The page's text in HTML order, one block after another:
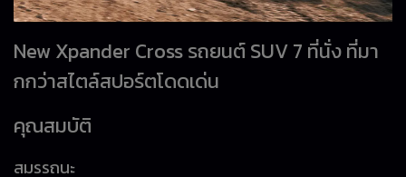
New Xpander Cross รถยนต์ SUV 7 ที่นั่ง ที่มา
กกว่าสไตล์สปอร์ตโดดเด่น
คุณสมบัติ
สมรรถนะ